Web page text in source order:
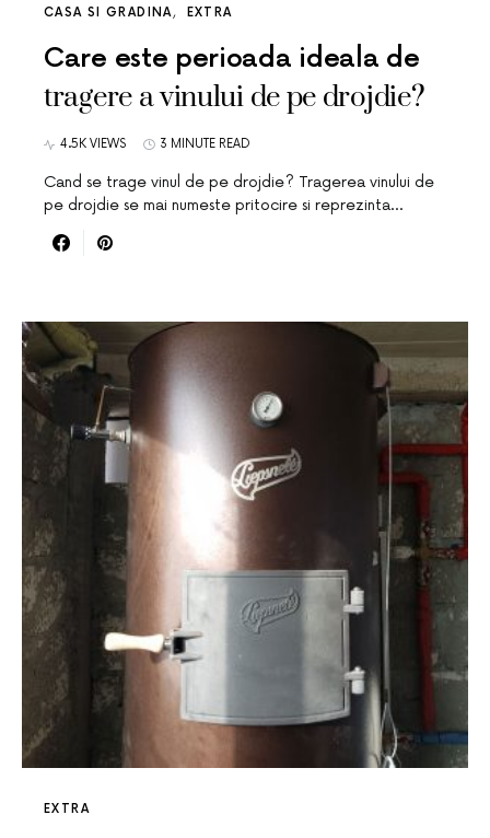
CASA SI GRADINA EXTRA
Care este perioada ideala de
tragere a vinului de pe drojdie?
4.5K VIEWS 3 MINUTE READ
Cand se trage vinul de pe drojdie? Tragerea vinului de
pe drojdie se mai numeste pritocire si reprezinta…
EXTRA